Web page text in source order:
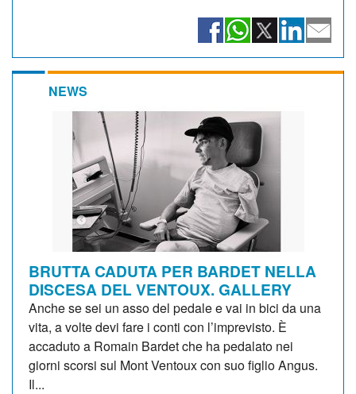
NEWS
BRUTTA CADUTA PER BARDET NELLA
DISCESA DEL VENTOUX. GALLERY
Anche se sei un asso del pedale e vai in bici da una
vita, a volte devi fare i conti con l’imprevisto. È
accaduto a Romain Bardet che ha pedalato nei
giorni scorsi sul Mont Ventoux con suo figlio Angus.
Il...